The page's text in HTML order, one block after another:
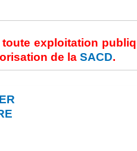
exploitation
de la SACD.